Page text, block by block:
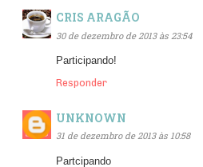
CRIS ARAGÃO
30 de dezembro de 2013 às 23:54
Participando!
Responder
UNKNOWN
31 de dezembro de 2013 às 10:58
Partcipando